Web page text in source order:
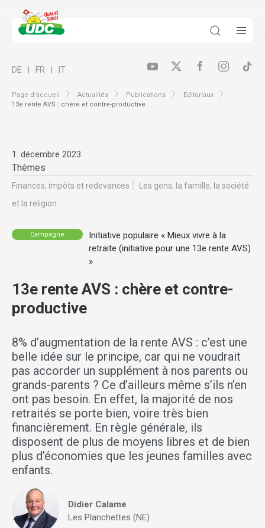
Page d’accueil Actualités Publications
Editoriaux
13e rente AVS : chère et contre-productive
DE FR IT
1. décembre 2023
Thèmes
Finances, impôts et redevances
Les gens, la famille, la société
et la religion
Campagne
Initiative populaire « Mieux vivre à la
retraite (initiative pour une 13e rente AVS)
»
13e rente AVS : chère et contre-
productive
8% d’augmentation de la rente AVS : c’est une
belle idée sur le principe, car qui ne voudrait
pas accorder un supplément à nos parents ou
grands-parents ? Ce d’ailleurs même s’ils n’en
ont pas besoin. En effet, la majorité de nos
retraités se porte bien, voire très bien
financièrement. En règle générale, ils
disposent de plus de moyens libres et de bien
plus d’économies que les jeunes familles avec
enfants.
Didier Calame
Les Planchettes (NE)